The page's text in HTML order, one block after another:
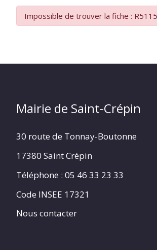
Impossible de trouver la fiche :
Mairie de Saint-Crépin
30 route de Tonnay-Boutonne
17380 Saint Crépin
Téléphone : 05 46 33 23 33
Code INSEE 17321
Nous contacter